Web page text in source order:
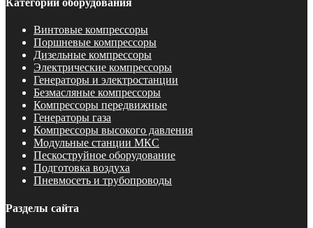
Категории оборудования
Винтовые компрессоры
Поршневые компрессоры
Дизельные компрессоры
Электрические компрессоры
Генераторы и электростанции
Безмасляные компрессоры
Компрессоры передвижные
Генераторы газа
Компрессоры высокого давления
Модульные станции МКС
Пескоструйное оборудование
Подготовка воздуха
Пневмосеть и трубопроводы
Разделы сайта